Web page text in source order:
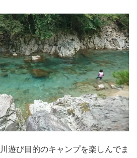
遊び目的のキャンプを楽しんでま